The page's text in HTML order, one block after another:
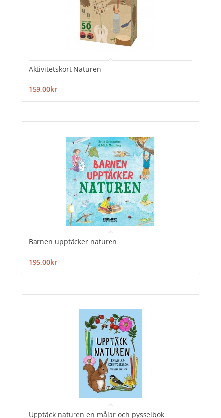
Aktivitetskort Naturen
159,00kr
Barnen upptäcker naturen
195,00kr
Upptäck naturen en målar och pysselbok